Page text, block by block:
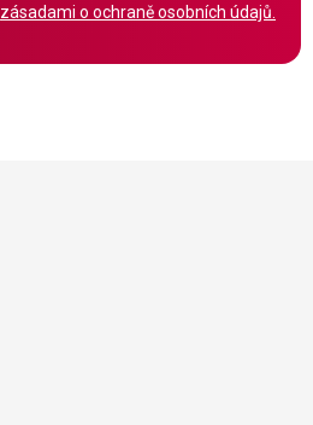
zásadami o ochraně osobních údajů.